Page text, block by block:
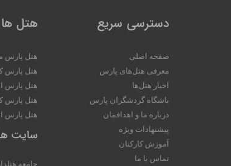
دسترسی سریع
صفحه اصلی
معرفی هتل‌های پارس
اخبار هتل‌ها
باشگاه گردشگران پارس
درباره ما و اهدافمان
پیشنهادات ویژه
آموزش کارکنان
تماس با ما
هتل ها
هتل پارس
هتل پارس
هتل پارس
هتل پارس
هتل پارس
سایت